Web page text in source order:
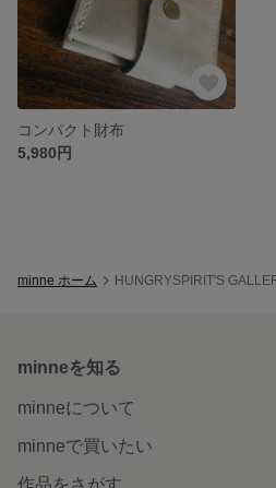
コンパクト財布
5,980円
minne ホーム HUNGRYSPIRIT'S
minneを知る
minneについて
minneで買いたい
作品をさがす